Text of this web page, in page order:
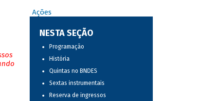
Ações
NESTA SEÇÃO
Programação
História
Quintas no BNDES
Sextas instrumentais
Reserva de ingressos